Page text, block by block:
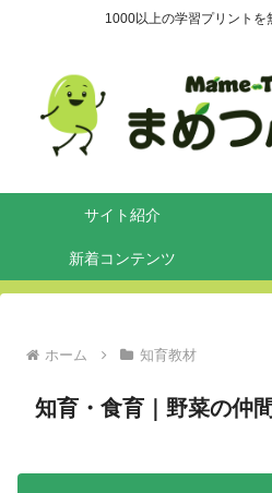
1000以上の学習プリントを
サイト紹介
新着コンテンツ
ホーム 知育教材
知育・食育｜野菜の仲